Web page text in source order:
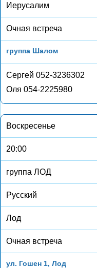
Иерусалим
Очная встреча
группа Шалом
Сергей 052-3236302
Оля 054-2225980
Воскресенье
20:00
группа ЛОД
Русский
Лод
Очная встреча
ул. Гошен 1, Лод